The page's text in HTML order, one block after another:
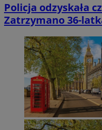
Policja odzyskała
Zatrzymano 36-